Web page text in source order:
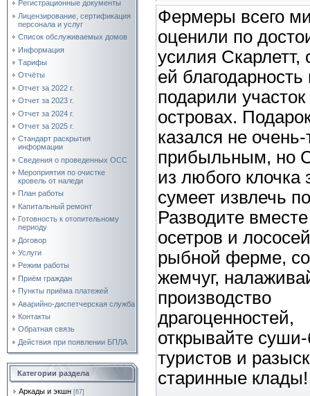
Регистрационные документы
Лицензирование, cертификация
персонала и услуг
Список обслуживаемых домов
Информация
Тарифы
Отчёты
Отчет за 2022 г.
Отчет за 2023 г.
Отчет за 2024 г.
Отчет за 2025 г.
Стандарт раскрытия
информации
Сведения о проведенных ОСС
Мероприятия по очистке
кровель от наледи
План работы
Капитальный ремонт
Готовность к отопительному
периоду
Договор
Услуги
Режим работы
Приём граждан
Пункты приёма платежей
Аварийно-диспетчерская служба
Контакты
Обратная связь
Действия при появлении БПЛА
Категории раздела
Аркады и экшн [67]
Фермеры всего
оценили по
усилия Скарлетт,
ей благодарность
подарили
островах.
казался не очень-
прибыльным, но
из любого клочка
сумеет извлечь
Разводите
осетров и
рыбной ферме,
жемчуг,
производство
драгоценностей,
открывайте
туристов и
старинные клады!